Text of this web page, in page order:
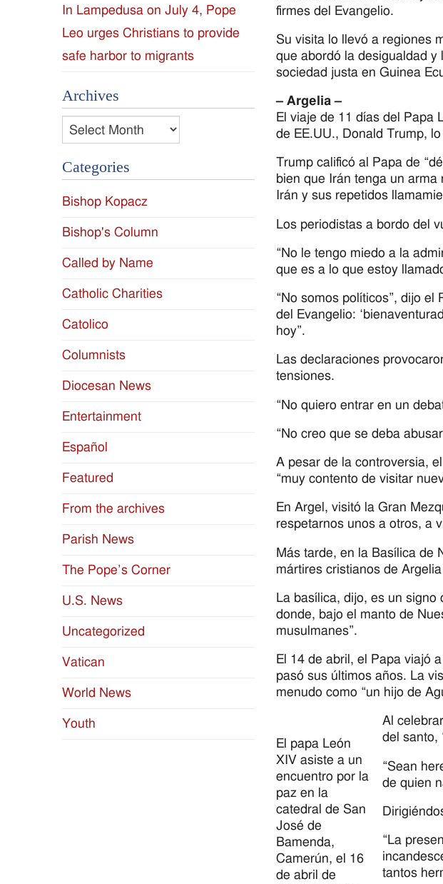
firmes del Evangelio.
Su visita lo llevó a regiones
que abordó la desigualdad
sociedad justa en Guinea
– Argelia –
El viaje de 11 días del Papa
de EE.UU., Donald Trump,
Trump calificó al Papa de
bien que Irán tenga un
Irán y sus repetidos
Los periodistas a bordo del
“No le tengo miedo a la
que es a lo que estoy
“No somos políticos”, dijo
del Evangelio:
hoy”.
Las declaraciones
tensiones.
“No quiero entrar en un
“No creo que se deba
A pesar de la controversia,
“muy contento de visitar
En Argel, visitó la Gran
respetarnos unos a otros, a
Más tarde, en la Basílica de
mártires cristianos de
La basílica, dijo, es un
donde, bajo el manto de
musulmanes”.
El 14 de abril, el Papa viajó
pasó sus últimos años. La
menudo como “un hijo de
El papa León
XIV asiste a un
encuentro por la
paz en la
catedral de San
José de
Bamenda,
Camerún, el 16
de abril de
Al
del santo,
“Sean
de quien
“La
tantos
In Lampedusa on July 4, Pope
Leo urges Christians to provide
safe harbor to migrants
Archives
Archives
Categories
Bishop Kopacz
Bishop's Column
Called by Name
Catholic Charities
Catolico
Columnists
Diocesan News
Entertainment
Español
Featured
From the archives
Parish News
The Pope’s Corner
U.S. News
Uncategorized
Vatican
World News
Youth